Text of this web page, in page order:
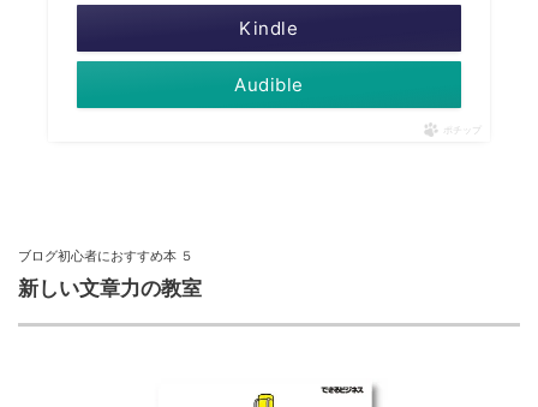
Kindle
Audible
ポチップ
ブログ初心者におすすめ本 ５
新しい文章力の教室